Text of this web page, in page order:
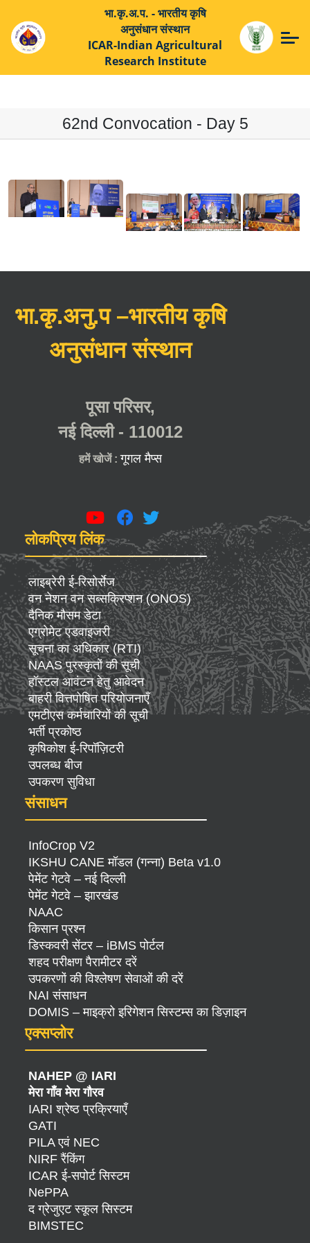
भा.कृ.अ.प. - भारतीय कृषि
अनुसंधान संस्थान
ICAR-Indian Agricultural
Research Institute
62nd Convocation - Day 5
भा.कृ.अनु.प –भारतीय कृषि
अनुसंधान संस्थान
पूसा परिसर,
नई दिल्ली - 110012
हमें खोजें :गूगल मैप्स
लोकप्रिय लिंक
लाइब्रेरी ई-रिसोर्सेज
वन नेशन वन सब्सक्रिप्शन (ONOS)
दैनिक मौसम डेटा
एग्रोमेट एडवाइजरी
सूचना का अधिकार (RTI)
NAAS पुरस्कृतों की सूची
हॉस्टल आवंटन हेतु आवेदन
बाहरी वित्तपोषित परियोजनाएँ
एमटीएस कर्मचारियों की सूची
भर्ती प्रकोष्ठ
कृषिकोश ई-रिपॉज़िटरी
उपलब्ध बीज
उपकरण सुविधा
संसाधन
InfoCrop V2
IKSHU CANE मॉडल (गन्ना) Beta v1.0
पेमेंट गेटवे – नई दिल्ली
पेमेंट गेटवे – झारखंड
NAAC
किसान प्रश्न
डिस्कवरी सेंटर – iBMS पोर्टल
शहद परीक्षण पैरामीटर दरें
उपकरणों की विश्लेषण सेवाओं की दरें
NAI संसाधन
DOMIS – माइक्रो इरिगेशन सिस्टम्स का डिज़ाइन
एक्सप्लोर
NAHEP @ IARI
मेरा गाँव मेरा गौरव
IARI श्रेष्ठ प्रक्रियाएँ
GATI
PILA एवं NEC
NIRF रैंकिंग
ICAR ई-सपोर्ट सिस्टम
NePPA
द ग्रेजुएट स्कूल सिस्टम
BIMSTEC